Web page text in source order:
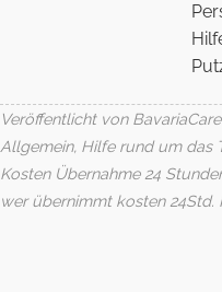
Veröffentlicht von
Allgemein, Hilfe rund um das
Kosten Übernahme 24
wer übernimmt kosten 24Std.